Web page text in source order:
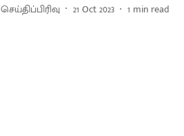
செய்திப்பிரிவு 21 Oct 2023 1 min read